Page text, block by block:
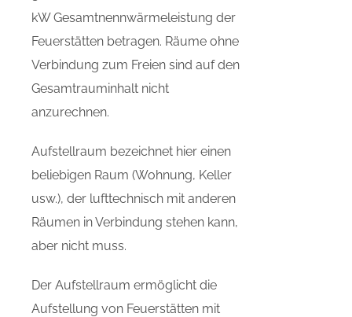
kW Gesamtnennwärmeleistung der
Feuerstätten betragen. Räume ohne
Verbindung zum Freien sind auf den
Gesamtrauminhalt nicht
anzurechnen.
Aufstellraum bezeichnet hier einen
beliebigen Raum (Wohnung, Keller
usw.), der lufttechnisch mit anderen
Räumen in Verbindung stehen kann,
aber nicht muss.
Der Aufstellraum ermöglicht die
Aufstellung von Feuerstätten mit